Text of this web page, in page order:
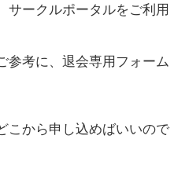
サークルポータルをご利用
参考に、退会専用フォーム
から申し込めばいいので